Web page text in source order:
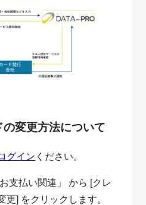
変更方法について
グイン ください。
支払い関連」 から [クレ
更] をクリックします。